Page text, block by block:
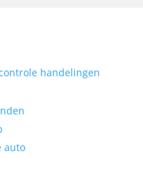
handelingen
auto